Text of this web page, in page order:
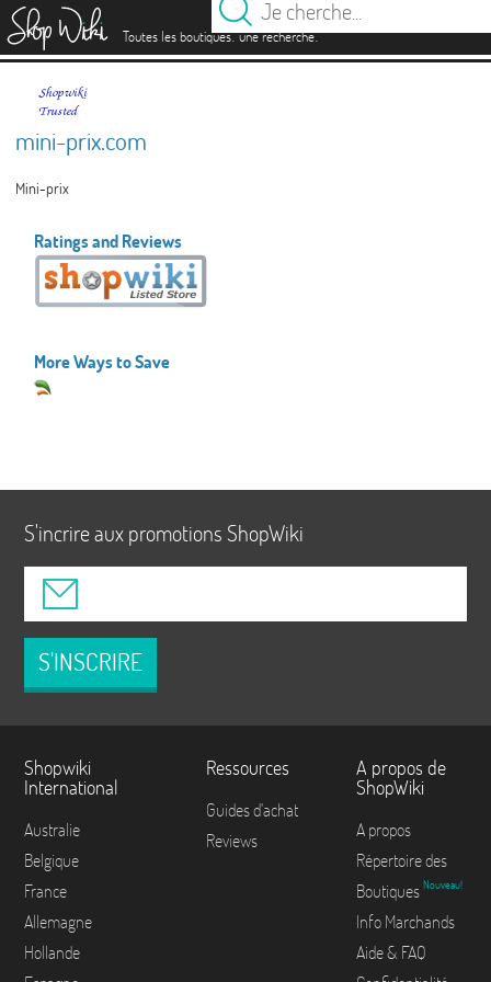
Toutes les boutiques.une recherche.
mini-prix.com
Mini-prix
Ratings and Reviews
More Ways to Save
S'incrire aux promotions ShopWiki
S'INSCRIRE
Shopwiki
International
Australie
Belgique
France
Allemagne
Hollande
Ressources
Guides d'achat
Reviews
A propos de
ShopWiki
A propos
Répertoire des
Boutiques Nouveau!
Info Marchands
Aide & FAQ